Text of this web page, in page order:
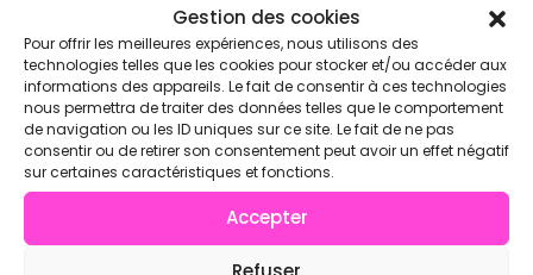
Gestion des cookies
Pour offrir les meilleures expériences, nous utilisons des
technologies telles que les cookies pour stocker et/ou accéder aux
informations des appareils. Le fait de consentir à ces technologies
nous permettra de traiter des données telles que le comportement
de navigation ou les ID uniques sur ce site. Le fait de ne pas
consentir ou de retirer son consentement peut avoir un effet négatif
sur certaines caractéristiques et fonctions.
Accepter
robuste qui tient dans le temps, bon maintien
jusqu’à des charges sérieuses.
Contraintes budget
Si tu débutes, une ceinture nylon d’entrée de
gamme à 30-40 € suffit pour commencer. Évite les